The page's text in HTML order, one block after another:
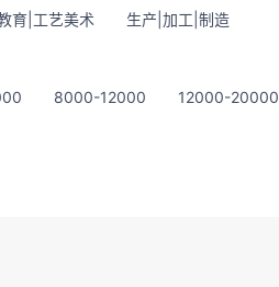
育|工艺美术
生产|加工|制造
8000-12000 12000-20000